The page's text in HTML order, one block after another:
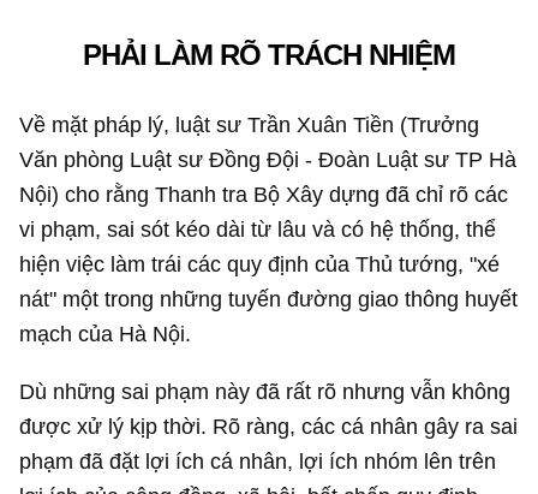
PHẢI LÀM RÕ TRÁCH NHIỆM
Về mặt pháp lý, luật sư Trần Xuân Tiền (Trưởng
Văn phòng Luật sư Đồng Đội - Đoàn Luật sư TP Hà
Nội) cho rằng Thanh tra Bộ Xây dựng đã chỉ rõ các
vi phạm, sai sót kéo dài từ lâu và có hệ thống, thể
hiện việc làm trái các quy định của Thủ tướng, "xé
nát" một trong những tuyến đường giao thông huyết
mạch của Hà Nội.
Dù những sai phạm này đã rất rõ nhưng vẫn không
được xử lý kịp thời. Rõ ràng, các cá nhân gây ra sai
phạm đã đặt lợi ích cá nhân, lợi ích nhóm lên trên